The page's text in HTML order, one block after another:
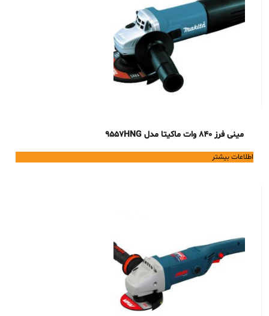
مینی فرز 840 وات ماکیتا مدل 9557HNG
اطلاعات بیشتر